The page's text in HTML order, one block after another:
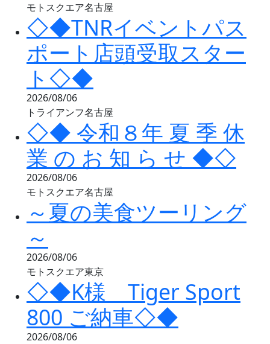
モトスクエア名古屋
◇◆TNRイベントパス
ポート店頭受取スター
ト◇◆
2026/08/06
トライアンフ名古屋
◇◆ 令和８年 夏 季 休
業 の お 知 ら せ ◆◇
2026/08/06
モトスクエア名古屋
～夏の美食ツーリング
～
2026/08/06
モトスクエア東京
◇◆K様 Tiger Sport
800 ご納車◇◆
2026/08/06